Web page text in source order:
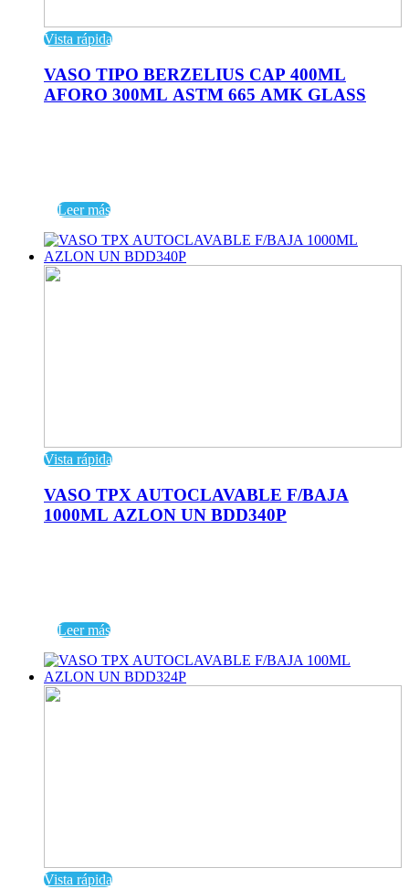
Vista rápida
VASO TIPO BERZELIUS CAP 400ML
AFORO 300ML ASTM 665 AMK GLASS
Leer más
Vista rápida
VASO TPX AUTOCLAVABLE F/BAJA
1000ML AZLON UN BDD340P
Leer más
Vista rápida